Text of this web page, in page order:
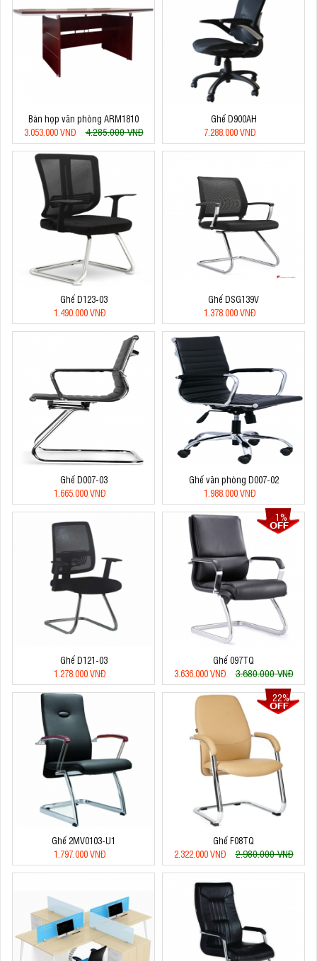
Bàn họp văn phòng ARM1810
3.053.000 VNĐ
4.285.000 VNĐ
Ghế D900AH
7.288.000 VNĐ
Ghế D123-03
1.490.000 VNĐ
Ghế DSG139V
1.378.000 VNĐ
Ghế D007-03
1.665.000 VNĐ
Ghế văn phòng D007-02
1.988.000 VNĐ
Ghế D121-03
1.278.000 VNĐ
1%
Ghế 097TQ
3.636.000 VNĐ
3.680.000 VNĐ
Ghế 2MV0103-U1
1.797.000 VNĐ
22%
Ghế F08TQ
2.322.000 VNĐ
2.980.000 VNĐ